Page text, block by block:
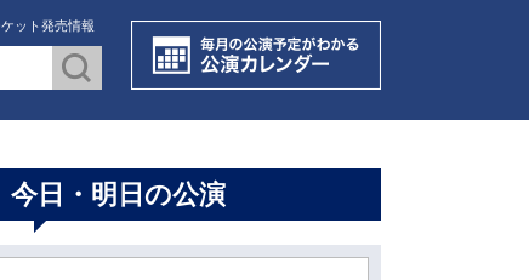
ット発売情報
今日・明日の公演